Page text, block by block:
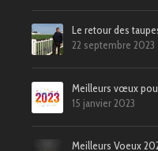
Le retour des
22 septembre 2023
Meilleurs vœux
15 janvier 2023
Meilleurs Voeux